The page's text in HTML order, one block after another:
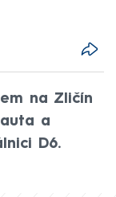
na Zličín
a
D6.